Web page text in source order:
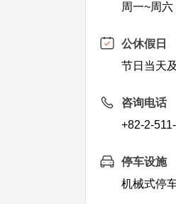
周一~周
公休假日
节日当天
咨询电话
+82-2-
停车设施
机械式停